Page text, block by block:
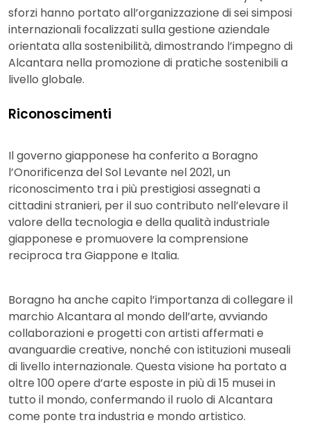
sforzi hanno portato all’organizzazione di sei simposi
internazionali focalizzati sulla gestione aziendale
orientata alla sostenibilità, dimostrando l’impegno di
Alcantara nella promozione di pratiche sostenibili a
livello globale.
Riconoscimenti
Il governo giapponese ha conferito a Boragno
l’Onorificenza del Sol Levante nel 2021, un
riconoscimento tra i più prestigiosi assegnati a
cittadini stranieri, per il suo contributo nell’elevare il
valore della tecnologia e della qualità industriale
giapponese e promuovere la comprensione
reciproca tra Giappone e Italia.
Boragno ha anche capito l’importanza di collegare il
marchio Alcantara al mondo dell’arte, avviando
collaborazioni e progetti con artisti affermati e
avanguardie creative, nonché con istituzioni museali
di livello internazionale. Questa visione ha portato a
oltre 100 opere d’arte esposte in più di 15 musei in
tutto il mondo, confermando il ruolo di Alcantara
come ponte tra industria e mondo artistico.